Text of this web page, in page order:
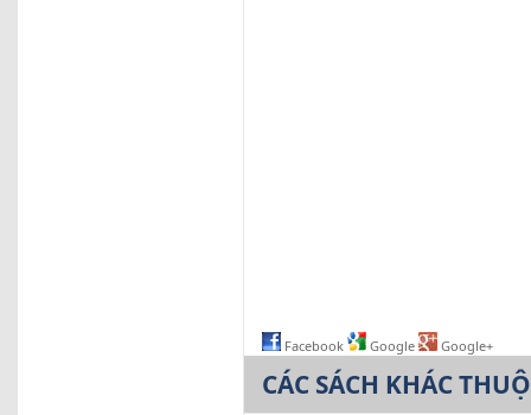
Facebook Google Google+
CÁC SÁCH KHÁC